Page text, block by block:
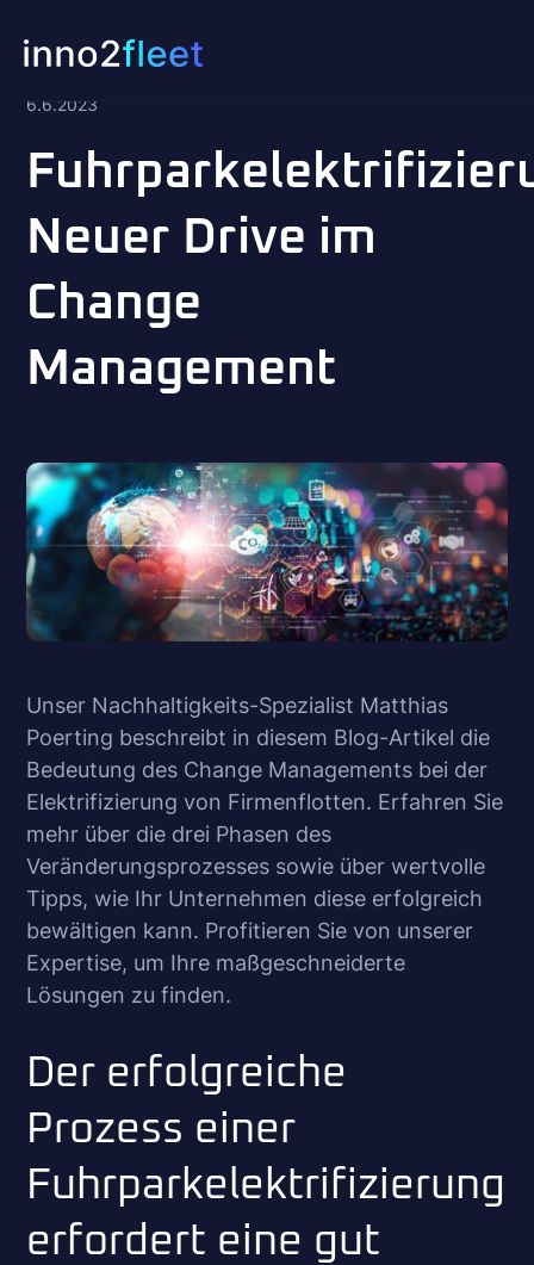
<-- Weitere Artikel
6.6.2023
Neuer Drive im
Change
Management
Unser Nachhaltigkeits-Spezialist Matthias
Poerting beschreibt in diesem Blog-Artikel die
Bedeutung des Change Managements bei der
Elektrifizierung von Firmenflotten. Erfahren Sie
mehr über die drei Phasen des
Veränderungsprozesses sowie über wertvolle
Tipps, wie Ihr Unternehmen diese erfolgreich
bewältigen kann. Profitieren Sie von unserer
Expertise, um Ihre maßgeschneiderte
Lösungen zu finden.
Der erfolgreiche
Prozess einer
Fuhrparkelektrifizierung
erfordert eine gut